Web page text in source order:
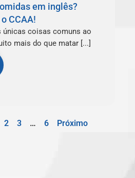
em inglês?
CCAA!
únicas coisas comuns ao
mais do que matar [...]
2 3 … 6 Próximo